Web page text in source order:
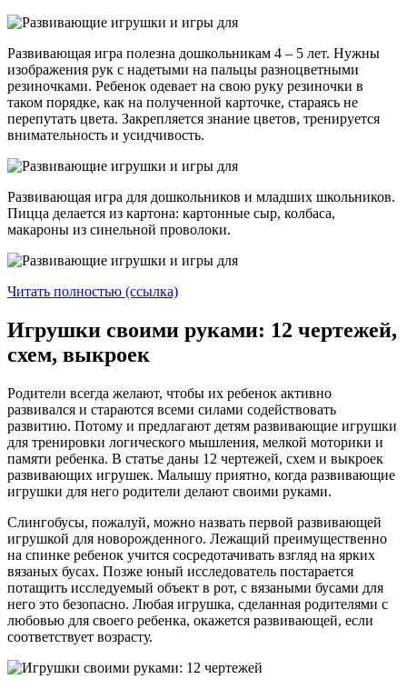
Развивающая игра полезна дошкольникам 4 – 5 лет. Нужны
изображения рук с надетыми на пальцы разноцветными
резиночками. Ребенок одевает на свою руку резиночки в
таком порядке, как на полученной карточке, стараясь не
перепутать цвета. Закрепляется знание цветов, тренируется
внимательность и усидчивость.
Развивающая игра для дошкольников и младших школьников.
Пицца делается из картона: картонные сыр, колбаса,
макароны из синельной проволоки.
Читать полностью (ссылка)
Игрушки своими руками: 12 чертежей,
схем, выкроек
Родители всегда желают, чтобы их ребенок активно
развивался и стараются всеми силами содействовать
развитию. Потому и предлагают детям развивающие игрушки
для тренировки логического мышления, мелкой моторики и
памяти ребенка. В статье даны 12 чертежей, схем и выкроек
развивающих игрушек. Малышу приятно, когда развивающие
игрушки для него родители делают своими руками.
Слингобусы, пожалуй, можно назвать первой развивающей
игрушкой для новорожденного. Лежащий преимущественно
на спинке ребенок учится сосредотачивать взгляд на ярких
вязаных бусах. Позже юный исследователь постарается
потащить исследуемый объект в рот, с вязаными бусами для
него это безопасно. Любая игрушка, сделанная родителями с
любовью для своего ребенка, окажется развивающей, если
соответствует возрасту.